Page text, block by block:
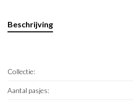
Beschrijving
Collectie:
Aantal pasjes: